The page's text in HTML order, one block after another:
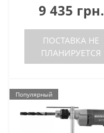
9 435 грн.
ПОСТАВКА НЕ
ПЛАНИРУЕТСЯ
Популярный